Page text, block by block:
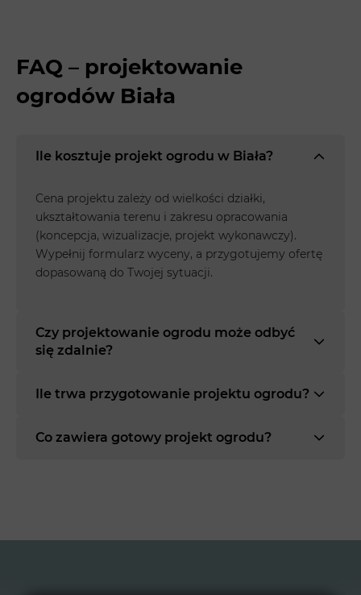
FAQ – projektowanie
ogrodów Biała
Ile kosztuje projekt ogrodu w Biała?
Cena projektu zależy od wielkości działki,
ukształtowania terenu i zakresu opracowania
(koncepcja, wizualizacje, projekt wykonawczy).
Wypełnij formularz wyceny, a przygotujemy ofertę
dopasowaną do Twojej sytuacji.
Czy projektowanie ogrodu może odbyć
się zdalnie?
Ile trwa przygotowanie projektu ogrodu?
Co zawiera gotowy projekt ogrodu?